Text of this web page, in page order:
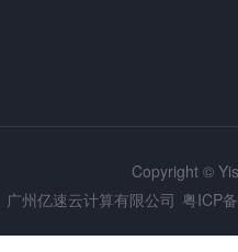
Copyright ©
广州亿速云计算有限公司 粤ICP